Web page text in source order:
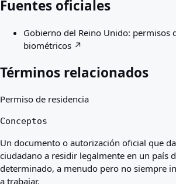
Fuentes oficiales
Gobierno del Reino Unido: permisos
biométricos ↗
Términos relacionados
Permiso de residencia
Conceptos
Un documento o autorización oficial que
ciudadano a residir legalmente en un país
determinado, a menudo pero no siempre
a trabajar.